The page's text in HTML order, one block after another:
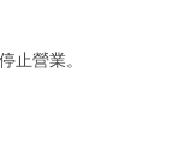
止營業。